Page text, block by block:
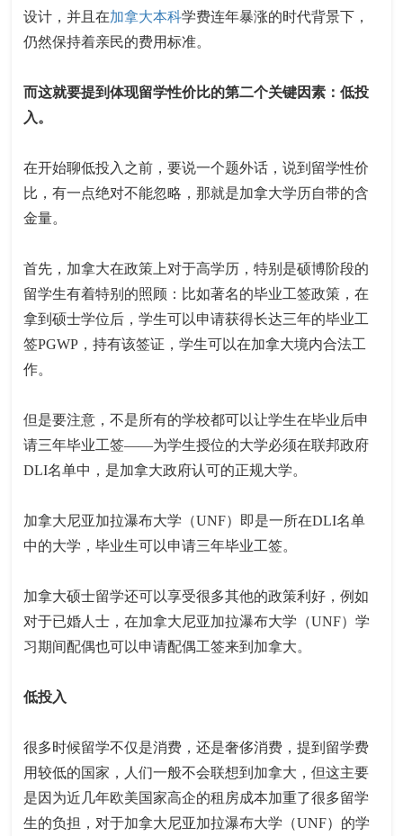
设计，并且在加拿大本科学费连年暴涨的时代背景下，
仍然保持着亲民的费用标准。
而这就要提到体现留学性价比的第二个关键因素：低投
入。
在开始聊低投入之前，要说一个题外话，说到留学性价
比，有一点绝对不能忽略，那就是加拿大学历自带的含
金量。
首先，加拿大在政策上对于高学历，特别是硕博阶段的
留学生有着特别的照顾：比如著名的毕业工签政策，在
拿到硕士学位后，学生可以申请获得长达三年的毕业工
签PGWP，持有该签证，学生可以在加拿大境内合法工
作。
但是要注意，不是所有的学校都可以让学生在毕业后申
请三年毕业工签——为学生授位的大学必须在联邦政府
DLI名单中，是加拿大政府认可的正规大学。
加拿大尼亚加拉瀑布大学（UNF）即是一所在DLI名单
中的大学，毕业生可以申请三年毕业工签。
加拿大硕士留学还可以享受很多其他的政策利好，例如
对于已婚人士，在加拿大尼亚加拉瀑布大学（UNF）学
习期间配偶也可以申请配偶工签来到加拿大。
低投入
很多时候留学不仅是消费，还是奢侈消费，提到留学费
用较低的国家，人们一般不会联想到加拿大，但这主要
是因为近几年欧美国家高企的租房成本加重了很多留学
生的负担，对于加拿大尼亚加拉瀑布大学（UNF）的学